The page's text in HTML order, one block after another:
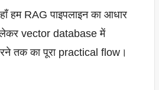
हम RAG पाइपलाइन का आधार
vector database में
तक का पूरा practical flow।